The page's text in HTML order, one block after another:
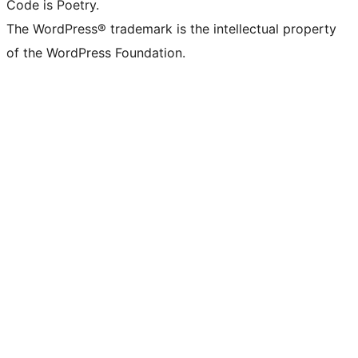
Code is Poetry.
The WordPress® trademark is the intellectual property
of the WordPress Foundation.